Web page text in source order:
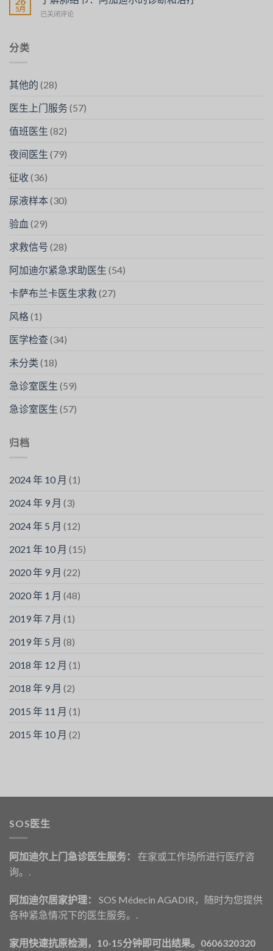
Médecins
enSOS
Médecins
avec
Diarrhée
5月
Comprendre
Traitement
Agadir
已关闭评论
分类
其他的 (28)
医生上门服务 (57)
值班医生 (82)
夜间医生 (79)
征收(36)
尿液样本(30)
验血 (29)
求救信号 (28)
阿加迪尔紧急求助医生 (54)
卡萨布兰卡医生求救(27)
风格(1)
医学检查(34)
未分类 (18)
急诊室医生 (59)
急诊室医生 (57)
归档
2024 年 10 月 (1)
2024 年 9 月 (3)
2024 年 5 月 (12)
2021 年 10 月 (15)
2020 年 9 月 (22)
2020 年 1 月 (48)
2019 年 7 月 (1)
2019 年 5 月 (8)
2018 年 12 月 (1)
2018 年 9 月 (2)
2015 年 11 月 (1)
2015 年 10 月 (2)
SOS医生
阿加迪尔上门急诊医生服务：
在家或工作场所进行医疗咨
询。.
阿加迪尔居家护理：
SOS Médecin AGADIR，随时为您提供
各种紧急情况下的医生服务。.
家用快速抗原检测，10-15分钟即可出结果。0606320320